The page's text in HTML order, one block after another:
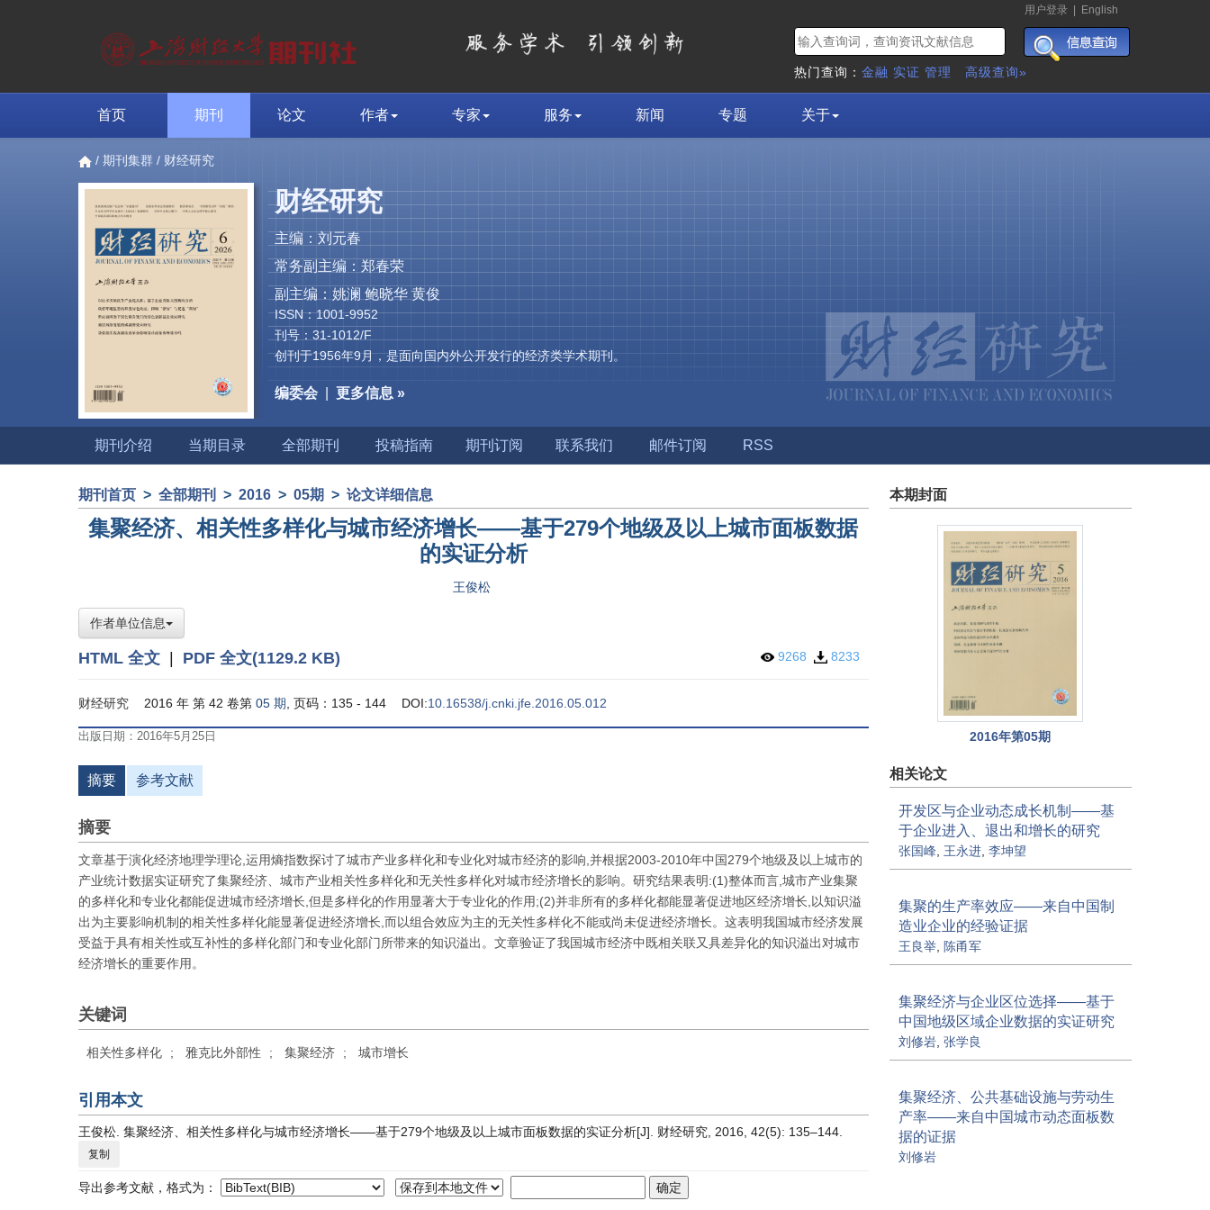
用户登录 English
热门查询： 金融 实证 管理 高级查询»
首页 期刊 论文 作者 专家 服务 新闻 专题 关于
/ 期刊集群 / 财经研究
财经研究
主编：刘元春
常务副主编：郑春荣
副主编：姚澜 鲍晓华 黄俊
ISSN：1001-9952
刊号：31-1012/F
创刊于1956年9月，是面向国内外公开发行的经济类学术期刊。
编委会 更多信息 »
期刊介绍 当期目录 全部期刊 投稿指南 期刊订阅 联系我们 邮件订阅 RSS
期刊首页 > 全部期刊 > 2016 > 05期 > 论文详细信息
集聚经济、相关性多样化与城市经济增长——基于279个地级及以上城市面板数据
的实证分析
王俊松
作者单位信息
HTML 全文 PDF 全文(1129.2 KB) 9268 8233
财经研究 2016 年 第 42 卷第 05 期 , 页码：135 - 144 DOI:10.16538/j.cnki.jfe.2016.05.012
出版日期：2016年5月25日
摘要 参考文献
摘要
文章基于演化经济地理学理论,运用熵指数探讨了城市产业多样化和专业化对城市经济的影响,并根据2003-2010年中国279个地级及以上城市的
产业统计数据实证研究了集聚经济、城市产业相关性多样化和无关性多样化对城市经济增长的影响。研究结果表明:(1)整体而言,城市产业集聚
的多样化和专业化都能促进城市经济增长,但是多样化的作用显著大于专业化的作用;(2)并非所有的多样化都能显著促进地区经济增长,以知识溢
出为主要影响机制的相关性多样化能显著促进经济增长,而以组合效应为主的无关性多样化不能或尚未促进经济增长。这表明我国城市经济发展
受益于具有相关性或互补性的多样化部门和专业化部门所带来的知识溢出。文章验证了我国城市经济中既相关联又具差异化的知识溢出对城市
经济增长的重要作用。
关键词
相关性多样化 ; 雅克比外部性 ; 集聚经济 ; 城市增长
引用本文
王俊松. 集聚经济、相关性多样化与城市经济增长——基于279个地级及以上城市面板数据的实证分析[J]. 财经研究, 2016, 42(5): 135–144.
复制
导出参考文献，格式为：
本期封面
2016年第05期
相关论文
开发区与企业动态成长机制——基
于企业进入、退出和增长的研究
张国峰, 王永进, 李坤望
集聚的生产率效应——来自中国制
造业企业的经验证据
王良举, 陈甬军
集聚经济与企业区位选择——基于
中国地级区域企业数据的实证研究
刘修岩, 张学良
集聚经济、公共基础设施与劳动生
产率——来自中国城市动态面板数
据的证据
刘修岩